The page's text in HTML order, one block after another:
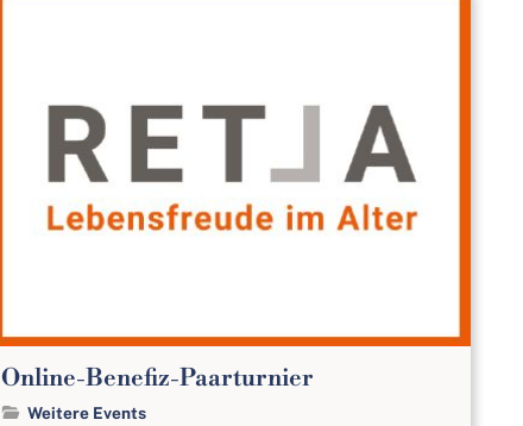
Online-Benefiz-Paarturnier
Weitere Events